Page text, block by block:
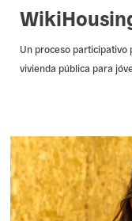
SkipUn proceso participativo
vivienda pública para